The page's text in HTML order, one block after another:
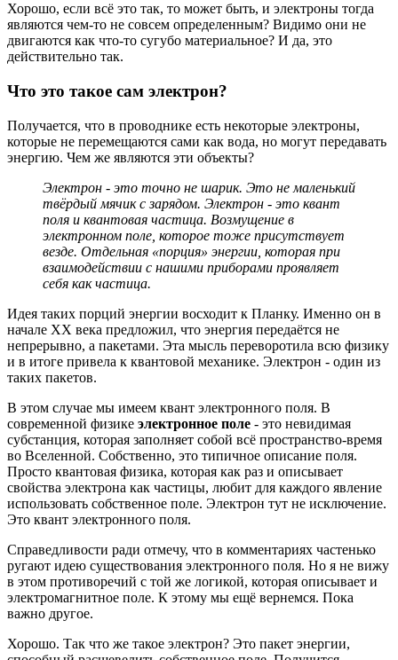
Хорошо, если всё это так, то может быть, и электроны тогда
являются чем-то не совсем определенным? Видимо они не
двигаются как что-то сугубо материальное? И да, это
действительно так.
Что это такое сам электрон?
Получается, что в проводнике есть некоторые электроны,
которые не перемещаются сами как вода, но могут передавать
энергию. Чем же являются эти объекты?
Электрон - это точно не шарик. Это не маленький
твёрдый мячик с зарядом. Электрон - это квант
поля и квантовая частица. Возмущение в
электронном поле, которое тоже присутствует
везде. Отдельная «порция» энергии, которая при
взаимодействии с нашими приборами проявляет
себя как частица.
Идея таких порций энергии восходит к Планку. Именно он в
начале XX века предложил, что энергия передаётся не
непрерывно, а пакетами. Эта мысль переворотила всю физику
и в итоге привела к квантовой механике. Электрон - один из
таких пакетов.
В этом случае мы имеем квант электронного поля. В
современной физике электронное поле - это невидимая
субстанция, которая заполняет собой всё пространство-время
во Вселенной. Собственно, это типичное описание поля.
Просто квантовая физика, которая как раз и описывает
свойства электрона как частицы, любит для каждого явление
использовать собственное поле. Электрон тут не исключение.
Это квант электронного поля.
Справедливости ради отмечу, что в комментариях частенько
ругают идею существования электронного поля. Но я не вижу
в этом противоречий с той же логикой, которая описывает и
электромагнитное поле. К этому мы ещё вернемся. Пока
важно другое.
Хорошо. Так что же такое электрон? Это пакет энергии,